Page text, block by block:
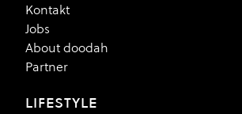
Kontakt
Jobs
About doodah
Partner
LIFESTYLE